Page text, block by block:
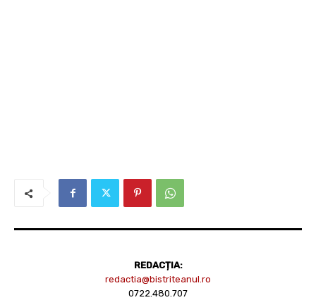
REDACȚIA:
redactia@bistriteanul.ro
0722.480.707